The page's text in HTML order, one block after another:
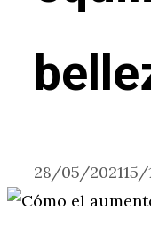
28/05/202115/